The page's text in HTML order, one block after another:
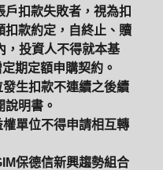
扣款失敗者，視為扣
扣款約定，自終止、贖
，投資人不得就本基
期定額申購契約。
生扣款不連續之後續
明書。
單位不得申請相互轉
保德信新興趨勢組合